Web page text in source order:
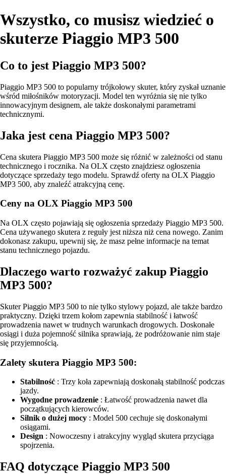
Wszystko, co musisz wiedzieć o
skuterze Piaggio MP3 500
Co to jest Piaggio MP3 500?
Piaggio MP3 500 to popularny trójkołowy skuter, który zyskał uznanie
wśród miłośników motoryzacji. Model ten wyróżnia się nie tylko
innowacyjnym designem, ale także doskonałymi parametrami
technicznymi.
Jaka jest cena Piaggio MP3 500?
Cena skutera Piaggio MP3 500 może się różnić w zależności od stanu
technicznego i rocznika. Na OLX często znajdziesz ogłoszenia
dotyczące sprzedaży tego modelu. Sprawdź oferty na OLX Piaggio
MP3 500, aby znaleźć atrakcyjną cenę.
Ceny na OLX Piaggio MP3 500
Na OLX często pojawiają się ogłoszenia sprzedaży Piaggio MP3 500.
Cena używanego skutera z reguły jest niższa niż cena nowego. Zanim
dokonasz zakupu, upewnij się, że masz pełne informacje na temat
stanu technicznego pojazdu.
Dlaczego warto rozważyć zakup Piaggio
MP3 500?
Skuter Piaggio MP3 500 to nie tylko stylowy pojazd, ale także bardzo
praktyczny. Dzięki trzem kołom zapewnia stabilność i łatwość
prowadzenia nawet w trudnych warunkach drogowych. Doskonałe
osiągi i duża pojemność silnika sprawiają, że podróżowanie nim staje
się przyjemnością.
Zalety skutera Piaggio MP3 500:
Stabilność : Trzy koła zapewniają doskonałą stabilność podczas
jazdy.
Wygodne prowadzenie : Łatwość prowadzenia nawet dla
początkujących kierowców.
Silnik o dużej mocy : Model 500 cechuje się doskonałymi
osiągami.
Design : Nowoczesny i atrakcyjny wygląd skutera przyciąga
spojrzenia.
FAQ dotyczące Piaggio MP3 500